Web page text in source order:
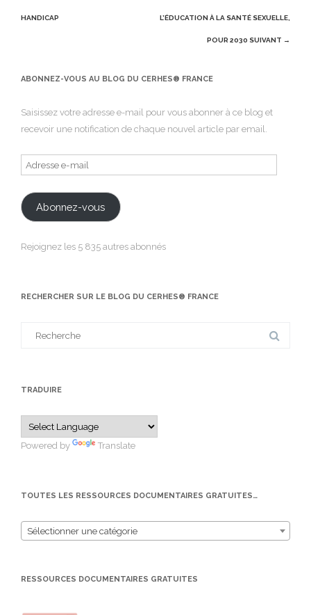
navigation
HANDICAP L’ÉDUCATION À LA SANTÉ SEXUELLE,
POUR 2030 SUIVANT →
ABONNEZ-VOUS AU BLOG DU CERHES® FRANCE
Saisissez votre adresse e-mail pour vous abonner à ce blog et
recevoir une notification de chaque nouvel article par email.
Adresse
e-
mail
Abonnez-vous
Rejoignez les 5 835 autres abonnés
RECHERCHER SUR LE BLOG DU CERHES® FRANCE
TRADUIRE
Powered by Translate
TOUTES LES RESSOURCES DOCUMENTAIRES GRATUITES…
Sélectionner une catégorie
RESSOURCES DOCUMENTAIRES GRATUITES